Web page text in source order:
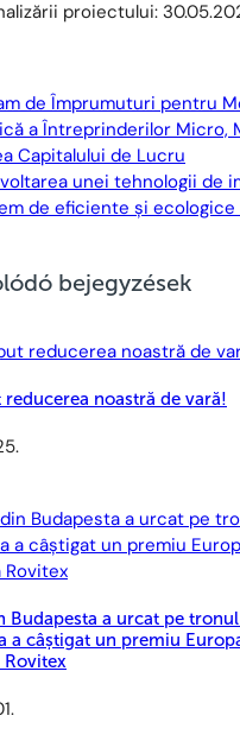
proiectului:
de Împrumuturi pentru
a Întreprinderilor Micro,
Capitalului de Lucru
unei tehnologii de
de eficiente și ecologice
bejegyzések
reducerea noastră de vară!
Budapesta a urcat pe
a câștigat un premiu